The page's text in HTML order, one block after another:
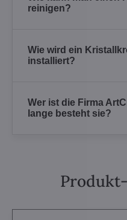
reinigen?
Wie wird ein
installiert?
Wer ist die Firma
lange besteht sie?